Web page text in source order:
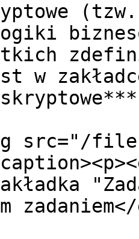
w
src="/files/